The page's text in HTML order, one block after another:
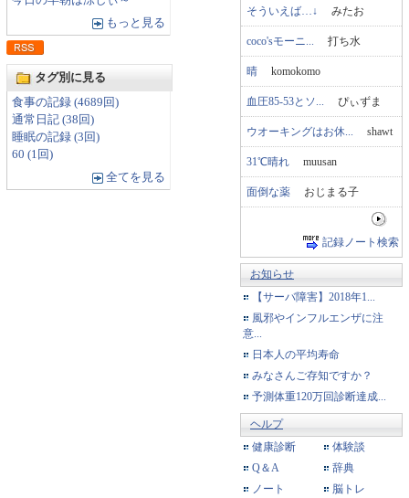
もっと見る
タグ別に見る
食事の記録 (4689回)
通常日記 (38回)
睡眠の記録 (3回)
60 (1回)
全てを見る
そういえば…↓ みたお
coco'sモーニ... 打ち水
晴 komokomo
血圧85-53とソ... ぴぃずま
ウオーキングはお休... shawt
31℃晴れ muusan
面倒な薬 おじまる子
記録ノート検索
お知らせ
【サーバ障害】2018年1...
風邪やインフルエンザに注
意...
日本人の平均寿命
みなさんご存知ですか？
予測体重120万回診断達成...
ヘルプ
健康診断
体験談
Q＆A
辞典
ノート
脳トレ